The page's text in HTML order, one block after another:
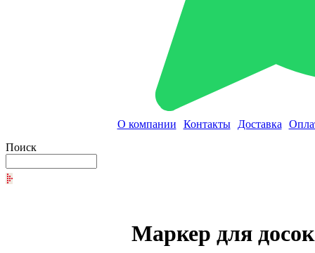
О компании Контакты Доставка
Поиск
Маркер для